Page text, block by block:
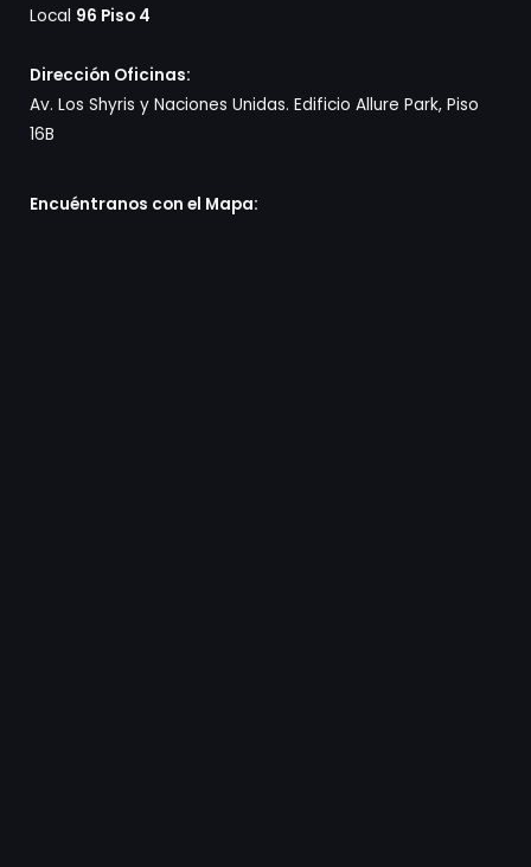
Local 96 Piso 4
Dirección Oficinas:
Av. Los Shyris y Naciones Unidas. Edificio Allure Park, Piso
16B
Encuéntranos con el Mapa: